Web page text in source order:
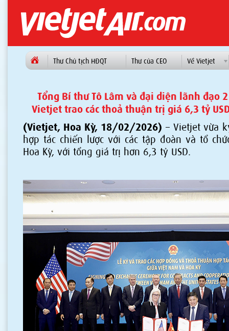
Thư Chủ tịch HĐQT Thư của CEO Về Vietjet
Tổng Bí thư Tô Lâm và đại diện lãnh đạo
Vietjet trao các thoả thuận trị giá 6,3 tỷ
(Vietjet, Hoa Kỳ, 18/02/2026) – Vietjet vừa
hợp tác chiến lược với các tập đoàn và tổ
Hoa Kỳ, với tổng giá trị hơn 6,3 tỷ USD.